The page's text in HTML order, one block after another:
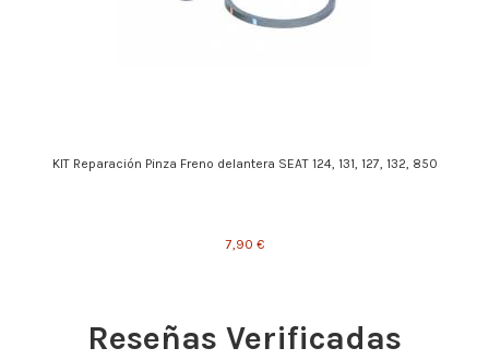
KIT Reparación Pinza Freno delantera SEAT 124, 131, 127, 132, 850
7,90 €
Reseñas Verificadas